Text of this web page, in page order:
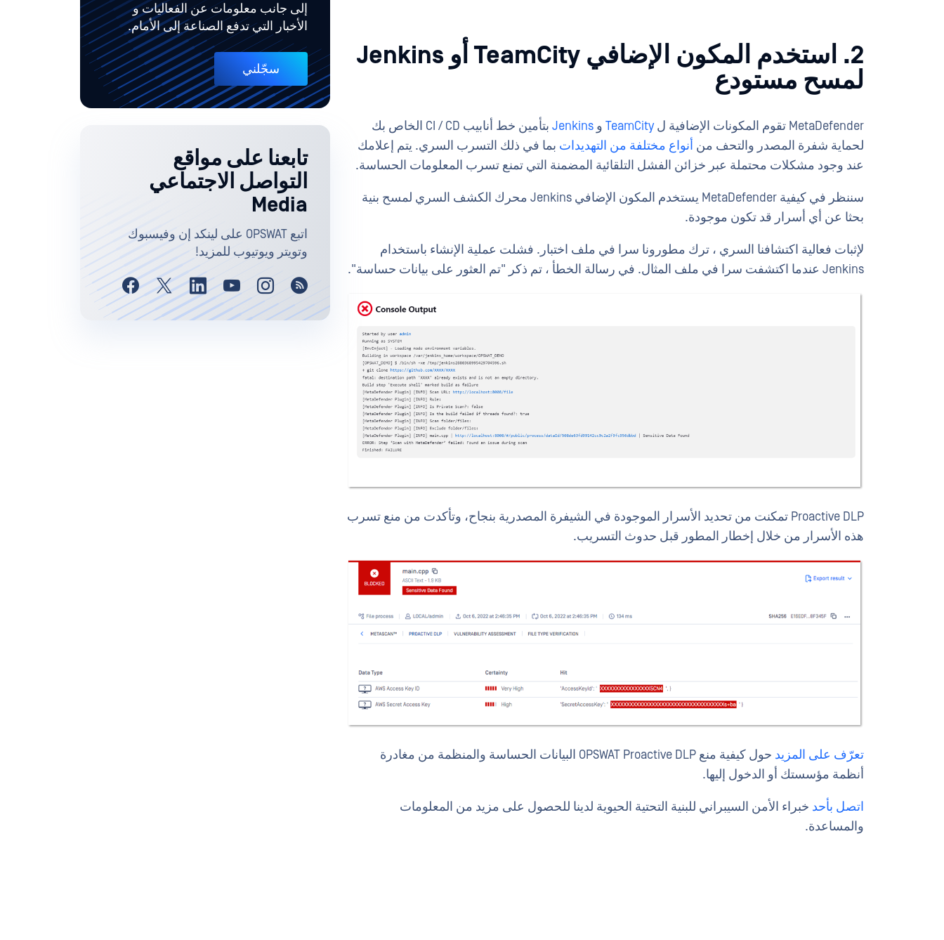
2. استخدم المكون الإضافي TeamCity أو Jenkins
لمسح مستودع
MetaDefender تقوم المكونات الإضافية ل TeamCity و Jenkins
بتأمين خط أنابيب CI / CD الخاص بك
لحماية شفرة المصدر والتحف من أنواع مختلفة من التهديدات بما في ذلك التسرب السري. يتم إعلامك
عند وجود مشكلات محتملة عبر خزائن الفشل التلقائية المضمنة التي تمنع تسرب المعلومات الحساسة.
سننظر في كيفية MetaDefender يستخدم المكون الإضافي Jenkins محرك الكشف السري لمسح بنية
بحثا عن أي أسرار قد تكون موجودة.
لإثبات فعالية اكتشافنا السري ، ترك مطورونا سرا في ملف اختبار. فشلت عملية الإنشاء باستخدام
Jenkins عندما اكتشفت سرا في ملف المثال. في رسالة الخطأ ، تم ذكر "تم العثور على بيانات حساسة".
Proactive DLP تمكنت من تحديد الأسرار الموجودة في الشيفرة المصدرية بنجاح، وتأكدت من منع تسرب
هذه الأسرار من خلال إخطار المطور قبل حدوث التسريب.
تعرّف على المزيد
حول كيفية منع OPSWAT Proactive DLP البيانات الحساسة والمنظمة من مغادرة
أنظمة مؤسستك أو الدخول إليها.
اتصل بأحد خبراء الأمن السيبراني للبنية التحتية الحيوية لدينا للحصول على مزيد من المعلومات
والمساعدة.
إلى جانب معلومات عن الفعاليات و
الأخبار التي تدفع الصناعة إلى الأمام.
سجّلني
تابعنا على مواقع
التواصل الاجتماعي
Media
اتبع OPSWAT على لينكد إن وفيسبوك
وتويتر ويوتيوب للمزيد!